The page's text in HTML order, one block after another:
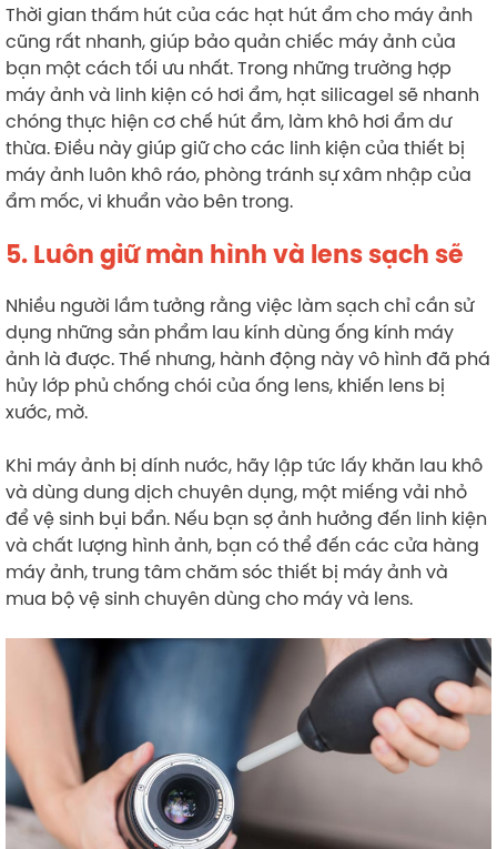
Thời gian thấm hút của các hạt hút ẩm cho máy ảnh
cũng rất nhanh, giúp bảo quản chiếc máy ảnh của
bạn một cách tối ưu nhất. Trong những trường hợp
máy ảnh và linh kiện có hơi ẩm, hạt silicagel sẽ nhanh
chóng thực hiện cơ chế hút ẩm, làm khô hơi ẩm dư
thừa. Điều này giúp giữ cho các linh kiện của thiết bị
máy ảnh luôn khô ráo, phòng tránh sự xâm nhập của
ẩm mốc, vi khuẩn vào bên trong.
5. Luôn giữ màn hình và lens sạch sẽ
Nhiều người lầm tưởng rằng việc làm sạch chỉ cần sử
dụng những sản phẩm lau kính dùng ống kính máy
ảnh là được. Thế nhưng, hành động này vô hình đã phá
hủy lớp phủ chống chói của ống lens, khiến lens bị
xước, mờ.
Khi máy ảnh bị dính nước, hãy lập tức lấy khăn lau khô
và dùng dung dịch chuyên dụng, một miếng vải nhỏ
để vệ sinh bụi bẩn. Nếu bạn sợ ảnh hưởng đến linh kiện
và chất lượng hình ảnh, bạn có thể đến các cửa hàng
máy ảnh, trung tâm chăm sóc thiết bị máy ảnh và
mua bộ vệ sinh chuyên dùng cho máy và lens.